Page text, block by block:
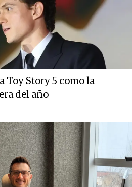
Toy Story 5 como la
del año